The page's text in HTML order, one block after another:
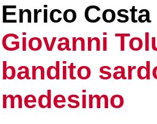
Enrico Costa
Giovanni
bandito
medesimo